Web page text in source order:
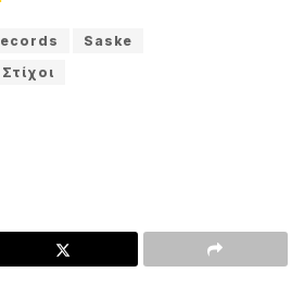
Saske
Στίχοι